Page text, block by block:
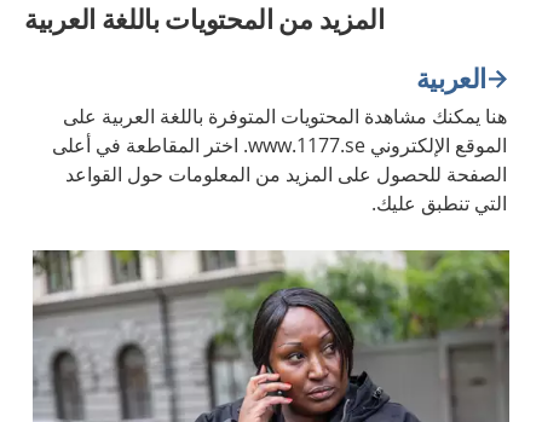
المزيد من المحتويات باللغة العربية
العربية
هنا يمكنك مشاهدة المحتويات المتوفرة باللغة العربية على
الموقع الإلكتروني www.1177.se. اختر المقاطعة في أعلى
الصفحة للحصول على المزيد من المعلومات حول القواعد
التي تنطبق عليك.